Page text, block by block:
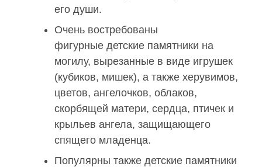
его души.
Очень востребованы
фигурные детские памятники на
могилу, вырезанные в виде игрушек
(кубиков, мишек), а также херувимов,
цветов, ангелочков, облаков,
скорбящей матери, сердца, птичек и
крыльев ангела, защищающего
спящего младенца.
Популярны также детские памятники